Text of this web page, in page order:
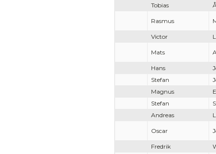
Tobias
Rasmus
Victor
Mats
Hans
Stefan
Magnus
Stefan
Andreas
Oscar
Fredrik